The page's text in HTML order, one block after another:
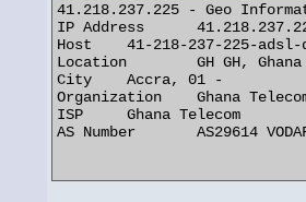
41.218.237.225 - Geo
IP Address 	41.218.237.225
Host 	41-218-237-225-adsl-dyn.4u.com.gh
Location 	GH GH, Ghana
City 	Accra, 01 -
Organization 	Ghana Telecom
ISP 	Ghana Telecom
AS Number 	AS29614 VODAFONE GHANA AS INTERNATIONAL TRANSIT